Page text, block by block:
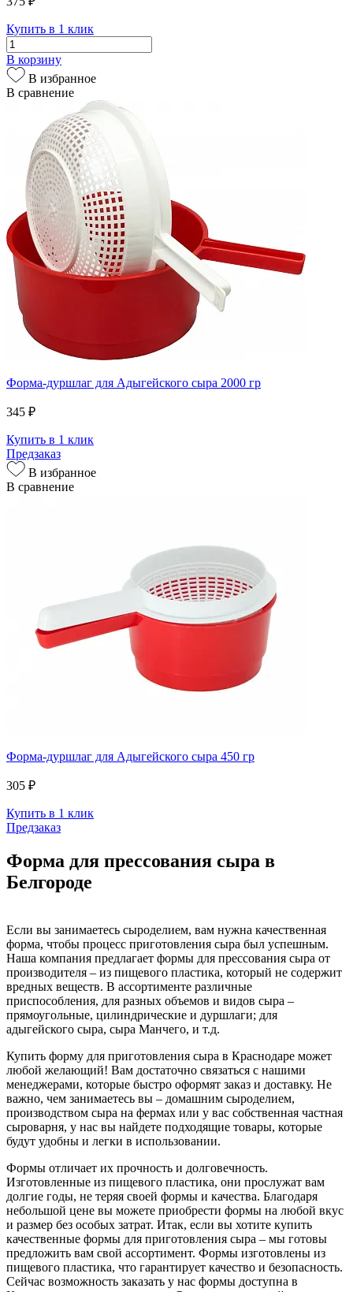
Купить в 1 клик
В корзину
В избранное
В сравнение
Форма-дуршлаг для Адыгейского сыра 2000 гр
345 ₽
Купить в 1 клик
Предзаказ
В избранное
В сравнение
Форма-дуршлаг для Адыгейского сыра 450 гр
305 ₽
Купить в 1 клик
Предзаказ
Форма для прессования сыра в
Белгороде
Если вы занимаетесь сыроделием, вам нужна качественная
форма, чтобы процесс приготовления сыра был успешным.
Наша компания предлагает формы для прессования сыра от
производителя – из пищевого пластика, который не содержит
вредных веществ. В ассортименте различные
приспособления, для разных объемов и видов сыра –
прямоугольные, цилиндрические и дуршлаги; для
адыгейского сыра, сыра Манчего, и т.д.
Купить форму для приготовления сыра в Краснодаре может
любой желающий! Вам достаточно связаться с нашими
менеджерами, которые быстро оформят заказ и доставку. Не
важно, чем занимаетесь вы – домашним сыроделием,
производством сыра на фермах или у вас собственная частная
сыроварня, у нас вы найдете подходящие товары, которые
будут удобны и легки в использовании.
Формы отличает их прочность и долговечность.
Изготовленные из пищевого пластика, они прослужат вам
долгие годы, не теряя своей формы и качества. Благодаря
небольшой цене вы можете приобрести формы на любой вкус
и размер без особых затрат. Итак, если вы хотите купить
качественные формы для приготовления сыра – мы готовы
предложить вам свой ассортимент. Формы изготовлены из
пищевого пластика, что гарантирует качество и безопасность.
Сейчас возможность заказать у нас формы доступна в